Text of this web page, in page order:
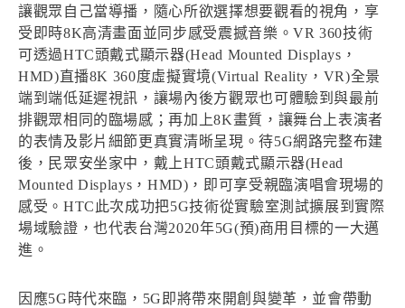
讓觀眾自己當導播，隨心所欲選擇想要觀看的視角，享
受即時8K高清畫面並同步感受震撼音樂。VR 360技術
可透過HTC頭戴式顯示器(Head Mounted Displays，
HMD)直播8K 360度虛擬實境(Virtual Reality，VR)全景
端到端低延遲視訊，讓場內後方觀眾也可體驗到與最前
排觀眾相同的臨場感；再加上8K畫質，讓舞台上表演者
的表情及影片細節更真實清晰呈現。待5G網路完整布建
後，民眾安坐家中，戴上HTC頭戴式顯示器(Head
Mounted Displays，HMD)，即可享受親臨演唱會現場的
感受。HTC此次成功把5G技術從實驗室測試擴展到實際
場域驗證，也代表台灣2020年5G(預)商用目標的一大邁
進。
因應5G時代來臨，5G即將帶來開創與變革，並會帶動